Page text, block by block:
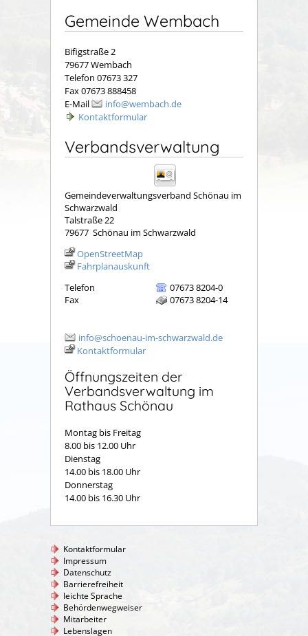
Gemeinde Wembach
Bifigstraße 2
79677 Wembach
Telefon 07673 327
Fax 07673 888458
E-Mail
info@wembach.de
Kontaktformular
Verbandsverwaltung
Gemeindeverwaltungsverband Schönau im
Schwarzwald
Talstraße 22
79677 Schönau im Schwarzwald
OpenStreetMap
Fahrplanauskunft
Telefon
07673 8204-0
Fax
07673 8204-14
info@schoenau-im-schwarzwald.de
Kontaktformular
Öffnungszeiten der
Verbandsverwaltung im
Rathaus Schönau
Montag bis Freitag
8.00 bis 12.00 Uhr
Dienstag
14.00 bis 18.00 Uhr
Donnerstag
14.00 bis 16.30 Uhr
Kontaktformular
Impressum
Datenschutz
Barrierefreiheit
leichte Sprache
Behördenwegweiser
Mitarbeiter
Lebenslagen